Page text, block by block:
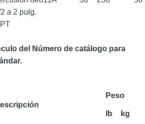
a 2 pulg.
del Número de catálogo para
Peso
lb kg